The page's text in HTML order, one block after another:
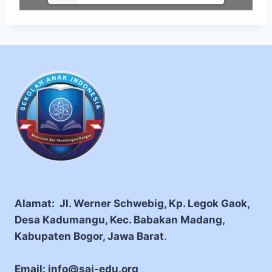
Alamat: Jl. Werner Schwebig, Kp. Legok Gaok,
Desa Kadumangu, Kec. Babakan Madang,
Kabupaten Bogor, Jawa Barat.
Email: info@sai-edu.org